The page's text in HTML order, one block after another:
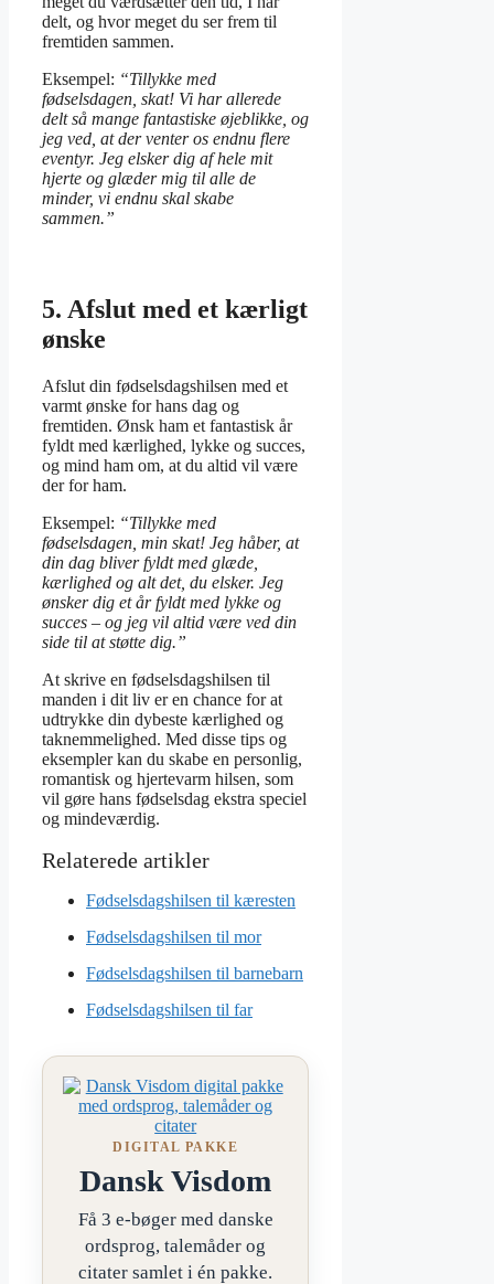
delt, og hvor meget du ser frem til
fremtiden sammen.
Eksempel: “Tillykke med
fødselsdagen, skat! Vi har allerede
delt så mange fantastiske øjeblikke, og
jeg ved, at der venter os endnu flere
eventyr. Jeg elsker dig af hele mit
hjerte og glæder mig til alle de
minder, vi endnu skal skabe
sammen.”
5. Afslut med et kærligt
ønske
Afslut din fødselsdagshilsen med et
varmt ønske for hans dag og
fremtiden. Ønsk ham et fantastisk år
fyldt med kærlighed, lykke og succes,
og mind ham om, at du altid vil være
der for ham.
Eksempel: “Tillykke med
fødselsdagen, min skat! Jeg håber, at
din dag bliver fyldt med glæde,
kærlighed og alt det, du elsker. Jeg
ønsker dig et år fyldt med lykke og
succes – og jeg vil altid være ved din
side til at støtte dig.”
At skrive en fødselsdagshilsen til
manden i dit liv er en chance for at
udtrykke din dybeste kærlighed og
taknemmelighed. Med disse tips og
eksempler kan du skabe en personlig,
romantisk og hjertevarm hilsen, som
vil gøre hans fødselsdag ekstra speciel
og mindeværdig.
Fødselsdagshilsen til kæresten
Fødselsdagshilsen til mor
Fødselsdagshilsen til barnebarn
Fødselsdagshilsen til far
DIGITAL PAKKE
Dansk Visdom
Få 3 e-bøger med danske
ordsprog, talemåder og
citater samlet i én pakke.